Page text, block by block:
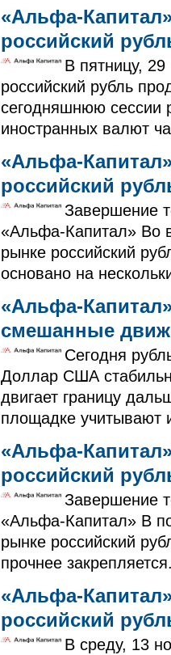
«Альфа-
российский
В пятницу,
российский рубль
сегодняшнюю сессии
иностранных валют
«Альфа-
российский
Завершение
«Альфа-Капитал» Во
рынке российский
основано на
«Альфа-
смешанные
Сегодня
Доллар США
двигает границу
площадке учитывают
«Альфа-
российский
Завершение
«Альфа-Капитал» В
рынке российский
прочнее
«Альфа-
российский
В среду, 13